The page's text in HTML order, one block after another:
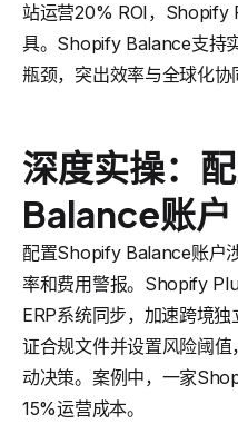
站运营20% ROI，Shopify
具。Shopify Balance支持
瓶颈，突出效率与全球化协
深度实操：
Balance账户
配置Shopify Balance账户
率和费用警报。Shopify
ERP系统同步，加速跨境
证合规文件并设置风险阈
动决策。案例中，一家
15%运营成本。